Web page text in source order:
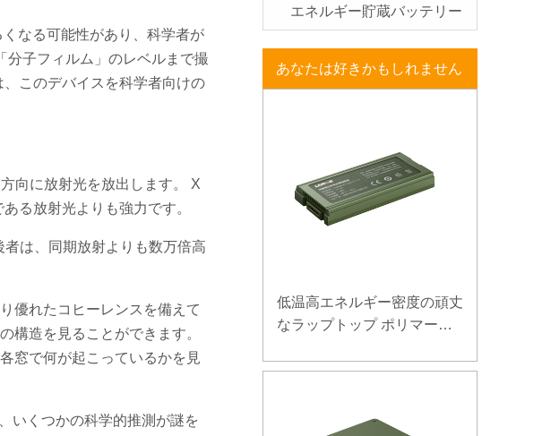
なる可能性があり、科学者が
分子フィルム」のレベルまで撮
このデバイスを科学者向けの
向に放射光を放出します。 X
る放射光よりも強力です。
は、同期放射よりも数万倍高
優れたコヒーレンスを備えて
構造を見ることができます。
窓で何が起こっているかを見
いくつかの科学的推測が謎を
エネルギー貯蔵バッテリー
あなたは好きかもしれません
低温高エネルギー密度の頑丈
なラップトップ ポリマー電